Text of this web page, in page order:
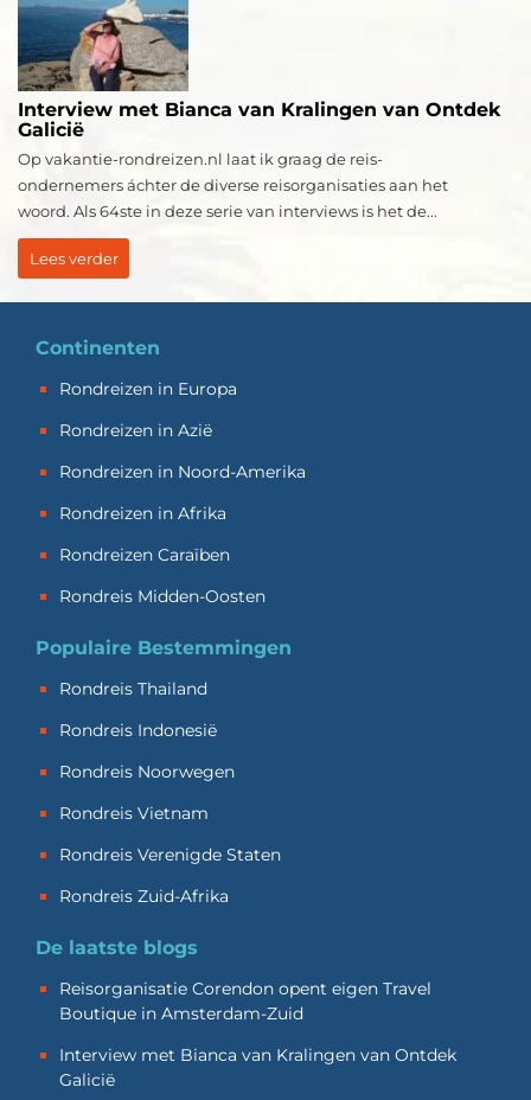
Interview met Bianca van Kralingen van Ontdek
Galicië
Op vakantie-rondreizen.nl laat ik graag de reis-
ondernemers áchter de diverse reisorganisaties aan het
woord. Als 64ste in deze serie van interviews is het de...
Lees verder
Continenten
Rondreizen in Europa
Rondreizen in Azië
Rondreizen in Noord-Amerika
Rondreizen in Afrika
Rondreizen Caraïben
Rondreis Midden-Oosten
Populaire Bestemmingen
Rondreis Thailand
Rondreis Indonesië
Rondreis Noorwegen
Rondreis Vietnam
Rondreis Verenigde Staten
Rondreis Zuid-Afrika
De laatste blogs
Reisorganisatie Corendon opent eigen Travel
Boutique in Amsterdam-Zuid
Interview met Bianca van Kralingen van Ontdek
Galicië